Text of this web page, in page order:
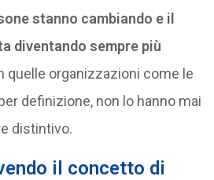
stanno cambiando e il
diventando sempre più
quelle organizzazioni come le
definizione, non lo hanno mai
distintivo.
il concetto di